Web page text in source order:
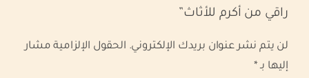
راقي من أكرم للأثاث”
لن يتم نشر عنوان بريدك الإلكتروني. الحقول الإلزامية مشار
إليها بـ*